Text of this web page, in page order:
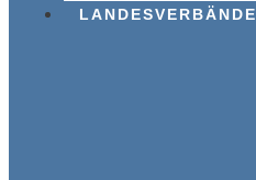
LANDESVERBÄNDE